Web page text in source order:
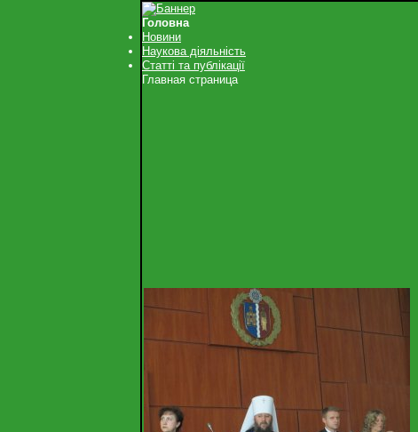
Головна
Новини
Наукова діяльність
Статті та публікації
Главная страница